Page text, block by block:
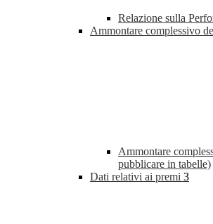
Relazione sulla
Ammontare complessivo
Ammontare
pubblicare in tabelle)
Dati relativi ai premi 3